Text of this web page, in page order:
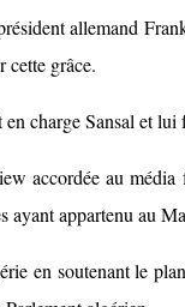
allemand
cette grâce.
charge Sansal et
accordée au
ayant appartenu au
en soutenant le